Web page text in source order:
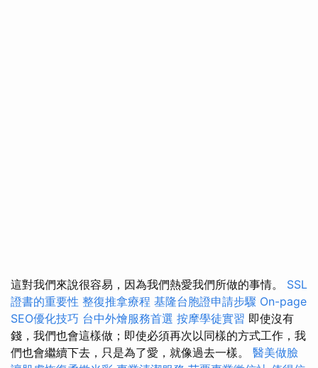
這對我們來說很容易，因為我們熱愛我們所做的事情。 SSL
證書的重要性 整復推拿療程 基隆台胞證申請步驟 On-page
SEO優化技巧 台中外燴服務首選 按摩學徒實習 即使沒有
錢，我們也會這樣做；即使必須再次以同樣的方式工作，我
們也會繼續下去，只是為了愛，就像過去一樣。 醫美做臉